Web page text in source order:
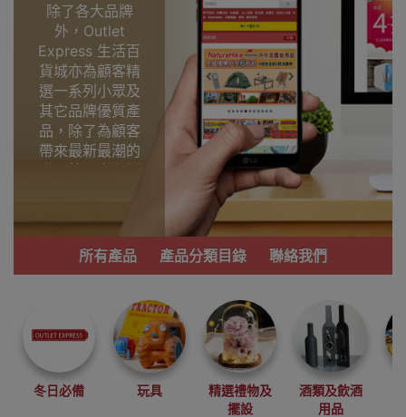
除了各大品牌
外，Outlet
Express 生活百
貨城亦為顧客精
選一系列小眾及
其它品牌優質產
品，除了為顧客
帶來最新最潮的
產品外，亦包括
功能齊備的產
品。
我們每月會固定
尋找最更新、最
潮、有特色而且
優惠的優質產
品，從用家的角
度為你帶來你的
最好選擇。
所有產品 產品分類目錄 聯絡我們
冬日必備 玩具
精選禮物及
擺設
酒類及飲酒
用品